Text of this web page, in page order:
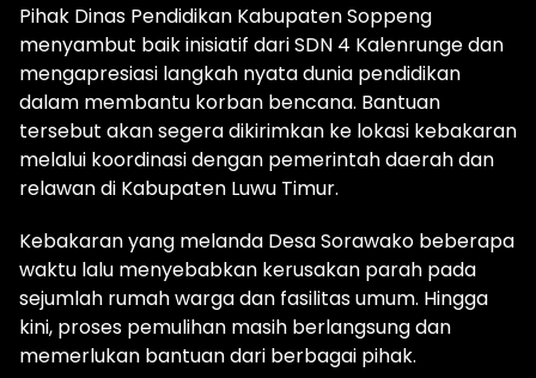
Pihak Dinas Pendidikan Kabupaten Soppeng
menyambut baik inisiatif dari SDN 4 Kalenrunge dan
mengapresiasi langkah nyata dunia pendidikan
dalam membantu korban bencana. Bantuan
tersebut akan segera dikirimkan ke lokasi kebakaran
melalui koordinasi dengan pemerintah daerah dan
relawan di Kabupaten Luwu Timur.
Kebakaran yang melanda Desa Sorawako beberapa
waktu lalu menyebabkan kerusakan parah pada
sejumlah rumah warga dan fasilitas umum. Hingga
kini, proses pemulihan masih berlangsung dan
memerlukan bantuan dari berbagai pihak.